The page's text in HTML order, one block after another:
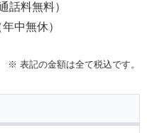
通話料無料）
中無休）
※ 表記の金額は全て税込です。